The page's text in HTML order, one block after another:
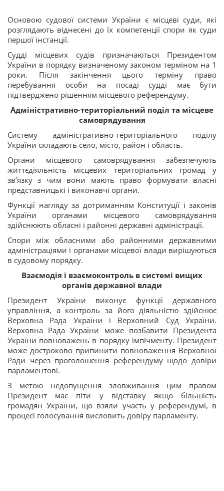
Основою судової системи України є місцеві суди, які
розглядають віднесені до їх компетенції спори як суди
першої інстанції.
Судді місцевих судів призначаються Президентом
України в порядку визначеному законом терміном на 1
роки. Після закінчення цього терміну право
перебування особи на посаді судді має бути
підтверджено рішенням місцевого референдуму.
Адміністративно-територіальний поділ та місцеве
самоврядування
Систему адміністративно-територіального поділу
України складають село, місто, район і область.
Органи місцевого самоврядування забезпечують
життєдіяльність місцевих територіальних громад у
зв’язку з чим вони мають право формувати власні
представницькі і виконавчі органи.
Функції нагляду за дотриманням Конституції і законів
України органами місцевого самоврядування
здійснюють обласні і районні державні адміністрації.
Спори між обласними або районними державними
адміністраціями і органами місцевої влади вирішуються
в судовому порядку.
Взаємодія і взаємоконтроль в системі вищих
органів державної влади
Президент України виконує функції державного
управління, а контроль за його діяльністю здійснює
Верховна Рада України і Верховний Суд України.
Верховна Рада України може позбавити Президента
України повноважень в порядку імпічменту. Президент
може достроково припинити повноваження Верховної
Ради через проголошення референдуму щодо довіри
парламентові.
З метою недопущення зловживання цим правом
Президент має піти у відставку якщо більшість
громадян України, що взяли участь у референдумі, в
процесі голосування висловить довіру парламенту.